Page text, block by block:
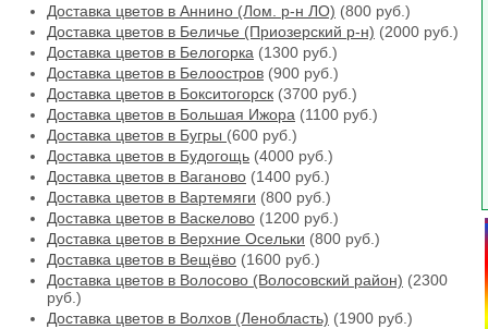
Доставка цветов в Аннино (Лом. р-н ЛО) (800 руб.)
Доставка цветов в Беличье (Приозерский р-н) (2000 руб.)
Доставка цветов в Белогорка (1300 руб.)
Доставка цветов в Белоостров (900 руб.)
Доставка цветов в Бокситогорск (3700 руб.)
Доставка цветов в Большая Ижора (1100 руб.)
Доставка цветов в Бугры (600 руб.)
Доставка цветов в Будогощь (4000 руб.)
Доставка цветов в Ваганово (1400 руб.)
Доставка цветов в Вартемяги (800 руб.)
Доставка цветов в Васкелово (1200 руб.)
Доставка цветов в Верхние Осельки (800 руб.)
Доставка цветов в Вещёво (1600 руб.)
Доставка цветов в Волосово (Волосовский район) (2300
руб.)
Доставка цветов в Волхов (Ленобласть) (1900 руб.)